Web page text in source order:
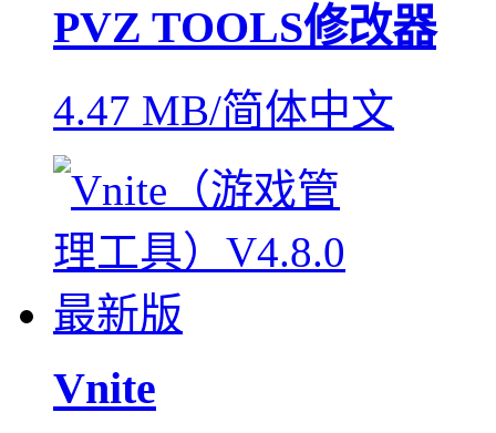
PVZ TOOLS修改器
4.47 MB/简体中文
Vnite